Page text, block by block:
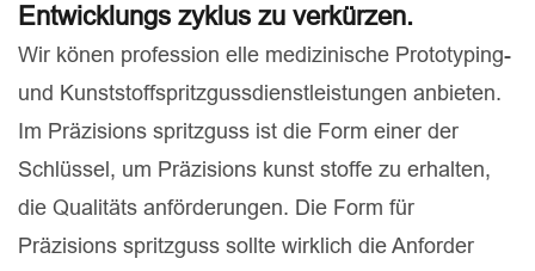
Entwicklungs zyklus zu verkürzen.
Wir könen profession elle medizinische Prototyping-
und Kunststoffspritzgussdienstleistungen anbieten.
Im Präzisions spritzguss ist die Form einer der
Schlüssel, um Präzisions kunst stoffe zu erhalten,
die Qualitäts anförderungen. Die Form für
Präzisions spritzguss sollte wirklich die Anforder